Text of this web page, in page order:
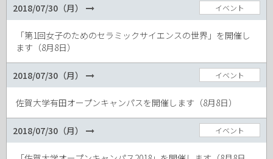
2018/07/30（月）
「第1回女子のためのセラミックサイエンスの世界」を開催し
ます（8月8日）
イベント
2018/07/30（月）
佐賀大学有田オープンキャンパスを開催します（8月8日）
イベント
2018/07/30（月） イベント